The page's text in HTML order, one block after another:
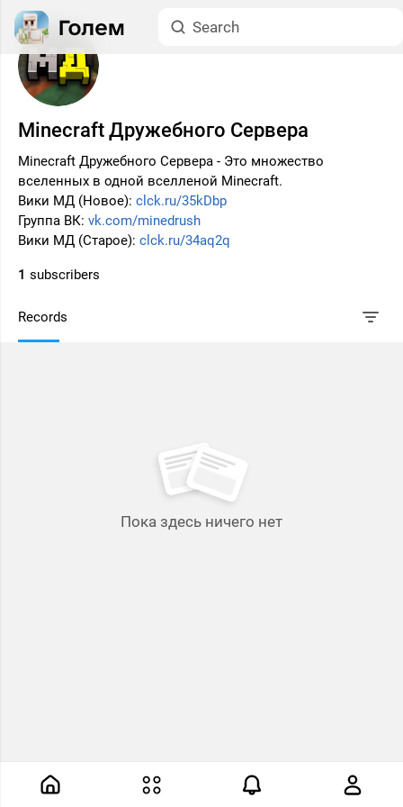
Minecraft Дружебного Сервера
Minecraft Дружебного Сервера - Это множество
вселенных в одной вселленой Minecraft.
Вики MД (Новое): clck.ru/35kDbp
Группа ВК: vk.com/minedrush
Вики MД (Старое): clck.ru/34aq2q
1 subscribers
Records
Пока здесь ничего нет